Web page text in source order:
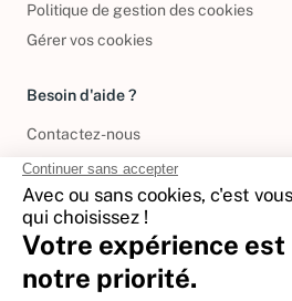
Politique de gestion des cookies
Gérer vos cookies
Besoin d'aide ?
Contactez-nous
International
🇪🇸Espagne